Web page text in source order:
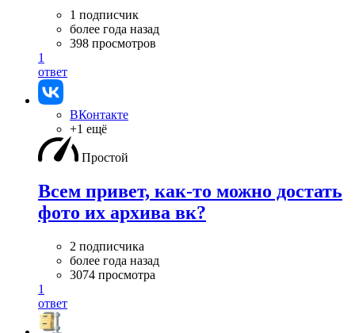
1 подписчик
более года назад
398 просмотров
1
ответ
ВКонтакте
+1 ещё
Простой
Всем привет, как-то можно достать
фото их архива вк?
2 подписчика
более года назад
3074 просмотра
1
ответ